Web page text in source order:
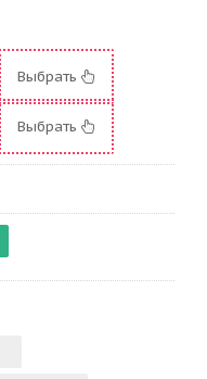
Выбрать
Выбрать